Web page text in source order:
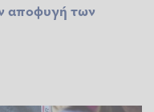
αποφυγή των